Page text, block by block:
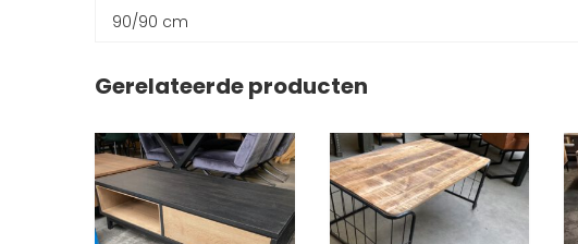
90/90 cm
Gerelateerde producten